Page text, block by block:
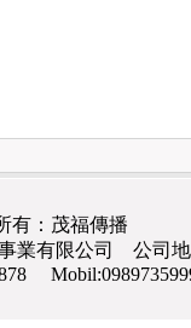
有：茂福傳播
業有限公司 公司